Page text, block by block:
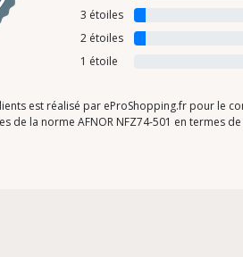
3 étoiles
2 étoiles
1 étoile
est réalisé par eProShopping.fr pour le
de la norme AFNOR NFZ74-501 en termes